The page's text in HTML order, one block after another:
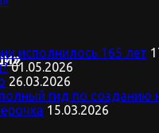
исполнилось 165 лет
01.05.2026
26.03.2026
гид по созданию
15.03.2026